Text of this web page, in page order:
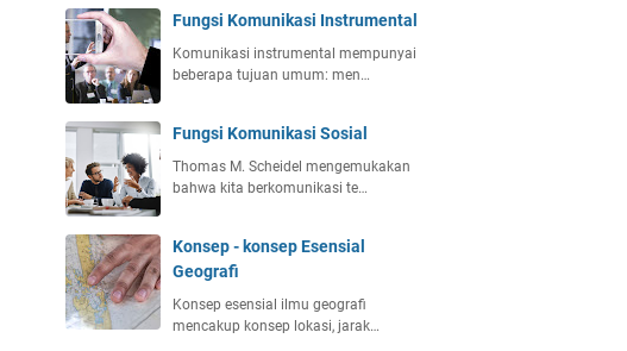
Fungsi Komunikasi Instrumental
Komunikasi instrumental mempunyai
beberapa tujuan umum: men…
Fungsi Komunikasi Sosial
Thomas M. Scheidel mengemukakan
bahwa kita berkomunikasi te…
Konsep - konsep Esensial
Geografi
Konsep esensial ilmu geografi
mencakup konsep lokasi, jarak…